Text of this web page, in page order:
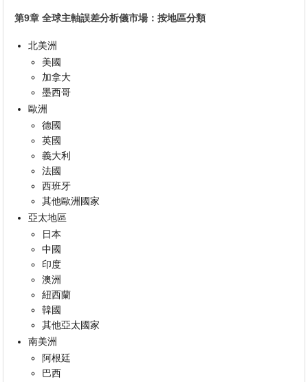
第9章 全球主軸誤差分析儀市場：按地區分類
北美洲
美國
加拿大
墨西哥
歐洲
德國
英國
義大利
法國
西班牙
其他歐洲國家
亞太地區
日本
中國
印度
澳洲
紐西蘭
韓國
其他亞太國家
南美洲
阿根廷
巴西